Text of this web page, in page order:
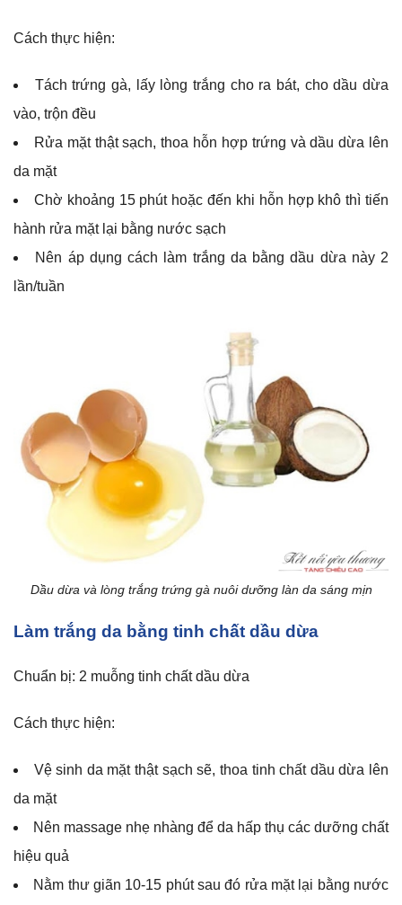
Cách thực hiện:
Tách trứng gà, lấy lòng trắng cho ra bát, cho dầu dừa
vào, trộn đều
Rửa mặt thật sạch, thoa hỗn hợp trứng và dầu dừa lên
da mặt
Chờ khoảng 15 phút hoặc đến khi hỗn hợp khô thì tiến
hành rửa mặt lại bằng nước sạch
Nên áp dụng cách làm trắng da bằng dầu dừa này 2
lần/tuần
Dầu dừa và lòng trắng trứng gà nuôi dưỡng làn da sáng mịn
Làm trắng da bằng tinh chất dầu dừa
Chuẩn bị: 2 muỗng tinh chất dầu dừa
Cách thực hiện:
Vệ sinh da mặt thật sạch sẽ, thoa tinh chất dầu dừa lên
da mặt
Nên massage nhẹ nhàng để da hấp thụ các dưỡng chất
hiệu quả
Nằm thư giãn 10-15 phút sau đó rửa mặt lại bằng nước